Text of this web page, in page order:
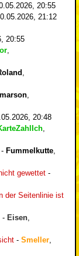
20:55
21:12
20:55
20:48
- Fummelkutte
gewettet -
der Seitenlinie ist
- Eisen
- Smeller